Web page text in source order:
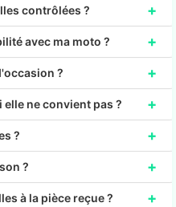
contrôlées ? +
avec ma moto ? +
? +
ne convient pas ? +
? +
? +
à la pièce reçue ? +